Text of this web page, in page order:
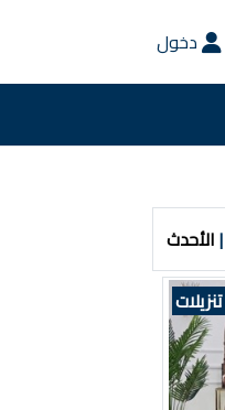
دخول
الأحدث
تنزيلات